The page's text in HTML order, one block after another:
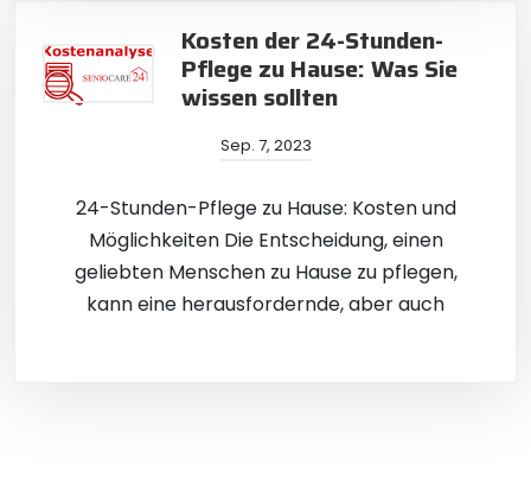
Kosten der 24-Stunden-
Pflege zu Hause: Was Sie
wissen sollten
Sep. 7, 2023
24-Stunden-Pflege zu Hause: Kosten und
Möglichkeiten Die Entscheidung, einen
geliebten Menschen zu Hause zu pflegen,
kann eine herausfordernde, aber auch